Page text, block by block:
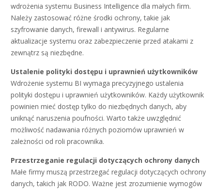
wdrożenia systemu Business Intelligence dla małych firm.
Należy zastosować różne środki ochrony, takie jak
szyfrowanie danych, firewall i antywirus. Regularne
aktualizacje systemu oraz zabezpieczenie przed atakami z
zewnątrz są niezbędne.
Ustalenie polityki dostępu i uprawnień użytkowników
Wdrożenie systemu BI wymaga precyzyjnego ustalenia
polityki dostępu i uprawnień użytkowników. Każdy użytkownik
powinien mieć dostęp tylko do niezbędnych danych, aby
uniknąć naruszenia poufności. Warto także uwzględnić
możliwość nadawania różnych poziomów uprawnień w
zależności od roli pracownika.
Przestrzeganie regulacji dotyczących ochrony danych
Małe firmy muszą przestrzegać regulacji dotyczących ochrony
danych, takich jak RODO. Ważne jest zrozumienie wymogów